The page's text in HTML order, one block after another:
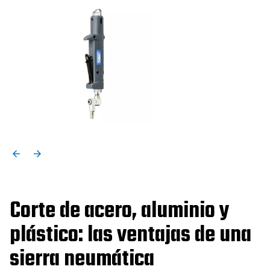
Corte de acero, aluminio y
plástico: las ventajas de una
sierra neumática